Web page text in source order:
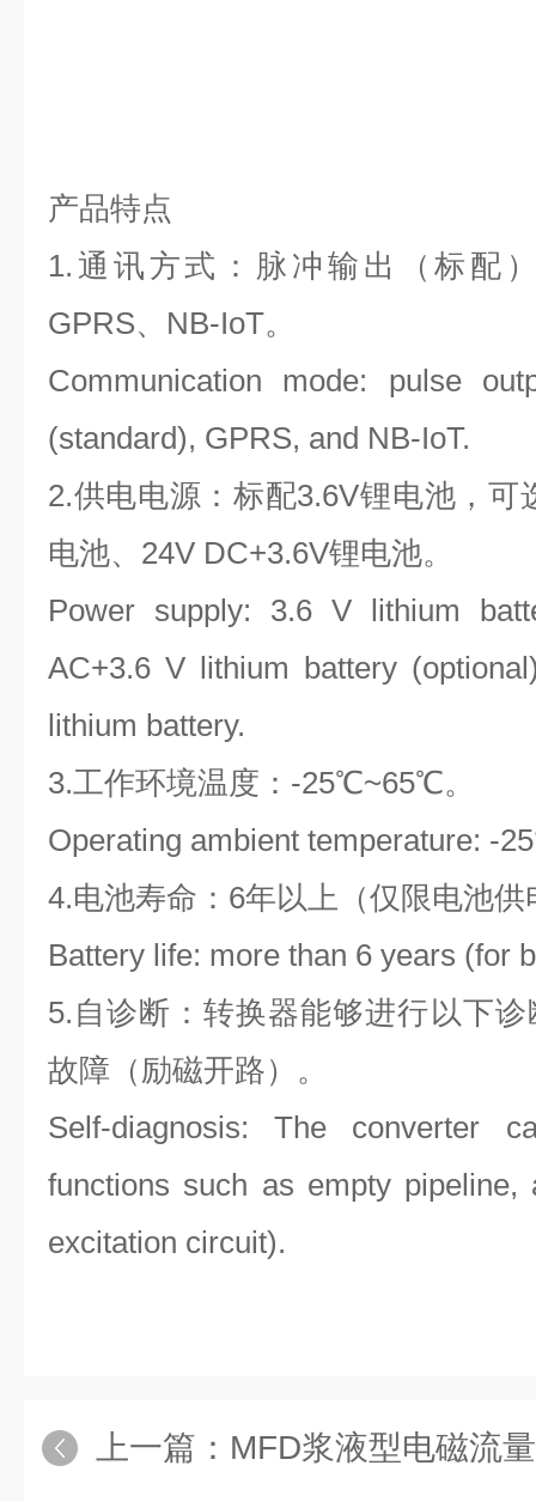
产品特点
1.通讯方式：脉冲输出（标配
GPRS、NB-IoT。
Communication mode: pulse
(standard), GPRS, and NB-IoT.
2.供电电源：标配3.6V锂电池，可
电池、24V DC+3.6V锂电池。
Power supply: 3.6 V lithium
AC+3.6 V lithium battery
lithium battery.
3.工作环境温度：-25℃~65℃。
Operating ambient temperature: -
4.电池寿命：6年以上（仅限电池供
Battery life: more than 6 years (for
5.自诊断：转换器能够进行以下
故障（励磁开路）。
Self-diagnosis: The converter
functions such as empty pipeline,
excitation circuit).
上一篇： MFD浆液型电磁流